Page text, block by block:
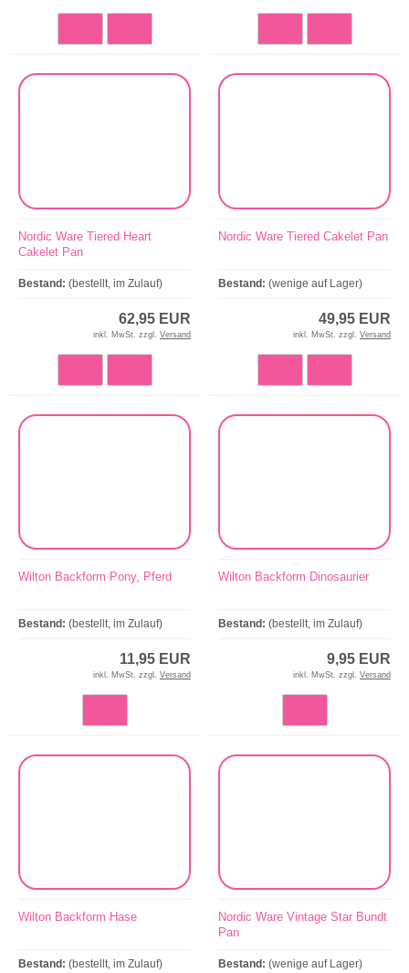
Nordic Ware Tiered Heart
Cakelet Pan
Bestand: (bestellt, im Zulauf)
62,95 EUR
inkl. MwSt. zzgl. Versand
Nordic Ware Tiered Cakelet Pan
Bestand: (wenige auf Lager)
49,95 EUR
inkl. MwSt. zzgl. Versand
Wilton Backform Pony, Pferd
Bestand: (bestellt, im Zulauf)
11,95 EUR
inkl. MwSt. zzgl. Versand
Wilton Backform Dinosaurier
Bestand: (bestellt, im Zulauf)
9,95 EUR
inkl. MwSt. zzgl. Versand
Wilton Backform Hase
Bestand: (bestellt, im Zulauf)
Nordic Ware Vintage Star Bundt
Pan
Bestand: (wenige auf Lager)